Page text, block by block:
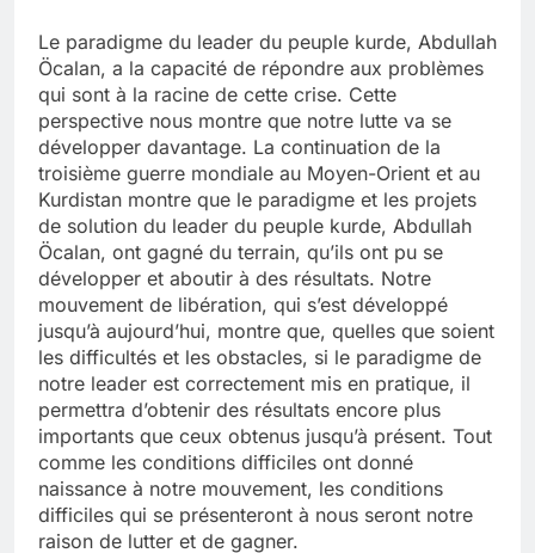
Le paradigme du leader du peuple kurde, Abdullah
Öcalan, a la capacité de répondre aux problèmes
qui sont à la racine de cette crise. Cette
perspective nous montre que notre lutte va se
développer davantage. La continuation de la
troisième guerre mondiale au Moyen-Orient et au
Kurdistan montre que le paradigme et les projets
de solution du leader du peuple kurde, Abdullah
Öcalan, ont gagné du terrain, qu’ils ont pu se
développer et aboutir à des résultats. Notre
mouvement de libération, qui s’est développé
jusqu’à aujourd’hui, montre que, quelles que soient
les difficultés et les obstacles, si le paradigme de
notre leader est correctement mis en pratique, il
permettra d’obtenir des résultats encore plus
importants que ceux obtenus jusqu’à présent. Tout
comme les conditions difficiles ont donné
naissance à notre mouvement, les conditions
difficiles qui se présenteront à nous seront notre
raison de lutter et de gagner.